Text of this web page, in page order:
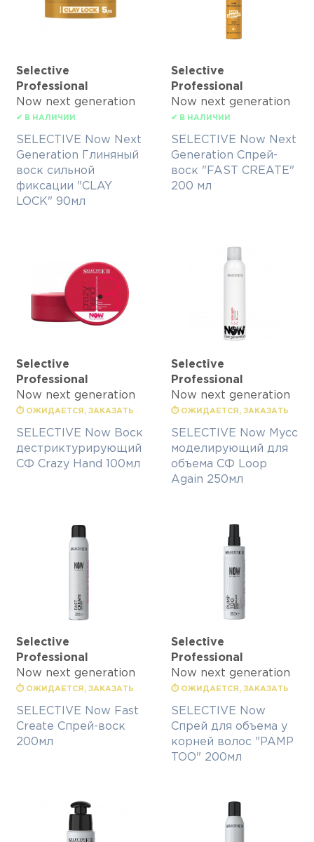
Selective
Professional
Now next generation
✔ В НАЛИЧИИ
SELECTIVE Now Next
Generation Глиняный
воск сильной
фиксации "CLAY
LOCK" 90мл
Selective
Professional
Now next generation
✔ В НАЛИЧИИ
SELECTIVE Now Next
Generation Спрей-
воск "FAST CREATE"
200 мл
Selective
Professional
Now next generation
⏱ ОЖИДАЕТСЯ, ЗАКАЗАТЬ
SELECTIVE Now Воск
дестриктурирующий
СФ Crazy Hand 100мл
Selective
Professional
Now next generation
⏱ ОЖИДАЕТСЯ, ЗАКАЗАТЬ
SELECTIVE Now Мусс
моделирующий для
объема СФ Loop
Again 250мл
Selective
Professional
Now next generation
⏱ ОЖИДАЕТСЯ, ЗАКАЗАТЬ
SELECTIVE Now Fast
Create Спрей-воск
200мл
Selective
Professional
Now next generation
⏱ ОЖИДАЕТСЯ, ЗАКАЗАТЬ
SELECTIVE Now
Спрей для объема у
корней волос "PAMP
TOO" 200мл